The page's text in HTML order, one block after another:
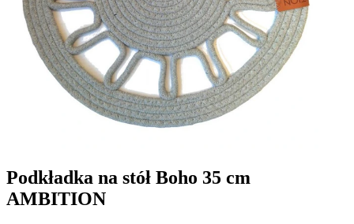
Podkładka na stół Boho 35 cm
AMBITION